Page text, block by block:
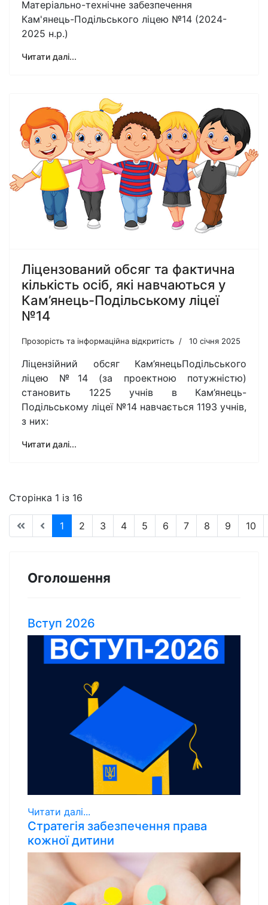
Матеріально-технічне забезпечення
Кам'янець-Подільського ліцею №14 (2024-
2025 н.р.)
Читати далі...
Ліцензований обсяг та фактична
кількість осіб, які навчаються у
Кам’янець-Подільському ліцеї
№14
Прозорість та інформаційна відкритість 10 січня 2025
Ліцензійний обсяг Кам’янецьПодільського
ліцею №14 (за проектною потужністю)
становить 1225 учнів в Кам’янець-
Подільському ліцеї №14 навчається 1193 учнів,
з них:
Читати далі...
Сторінка 1 із 16
1 2 3 4 5 6 7 8 9 10
Оголошення
Вступ 2026
Читати далі...
Стратегія забезпечення права
кожної дитини